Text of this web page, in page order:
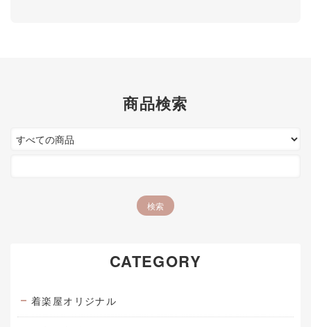
商品検索
CATEGORY
着楽屋オリジナル